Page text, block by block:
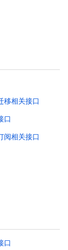
移相关接口
口
阅相关接口
口